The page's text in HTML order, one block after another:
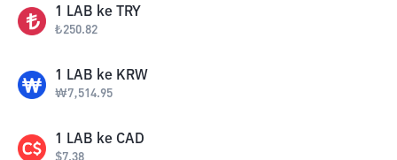
1 LAB ke TRY
₺250.82
1 LAB ke KRW
₩7,514.95
1 LAB ke CAD
$7.38